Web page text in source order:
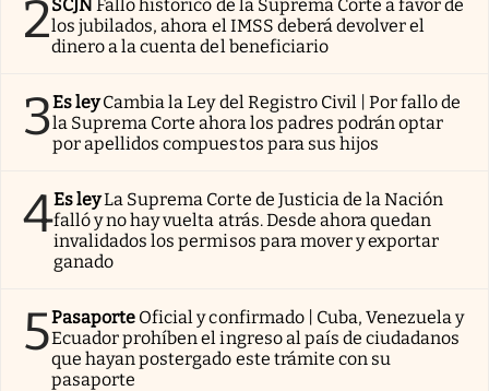
2SCJN Fallo histórico de la Suprema Corte a favor de
los jubilados, ahora el IMSS deberá devolver el
dinero a la cuenta del beneficiario
3Es ley Cambia la Ley del Registro Civil | Por fallo de
la Suprema Corte ahora los padres podrán optar
por apellidos compuestos para sus hijos
4Es leyLa Suprema Corte de Justicia de la Nación
falló y no hay vuelta atrás. Desde ahora quedan
invalidados los permisos para mover y exportar
ganado
5Pasaporte Oficial y confirmado | Cuba, Venezuela y
Ecuador prohíben el ingreso al país de ciudadanos
que hayan postergado este trámite con su
pasaporte